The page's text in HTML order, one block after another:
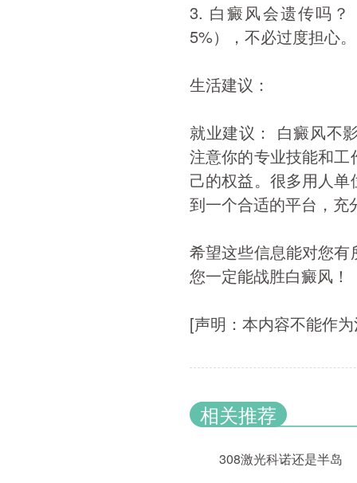
3. 白癜风会遗传吗
5%），不必过度担心。
生活建议：
就业建议： 白癜风不
注意你的专业技能和
己的权益。很多用人
到一个合适的平台，充
希望这些信息能对您
您一定能战胜白癜风！
[声明：本内容不能作
相关推荐
308激光科诺还是半岛